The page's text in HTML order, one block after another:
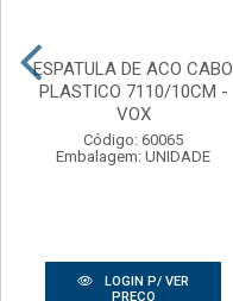
ESPATULA DE ACO CABO
PLASTICO 7110/10CM -
VOX
Código: 60065
Embalagem: UNIDADE
LOGIN P/ VER
PREÇO